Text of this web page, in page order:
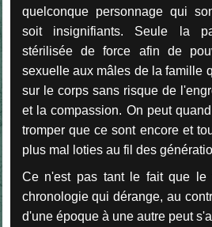
quelconque personnage qui
soit insignifiants. Seule la
stérilisée de force afin de
sexuelle aux mâles de la famille
sur le corps sans risque de
et la compassion. On peut
tromper que ce sont encore et
plus mal loties au fil des
Ce n'est pas tant le fait que le
chronologie qui dérange, au
d'une époque à une autre peut